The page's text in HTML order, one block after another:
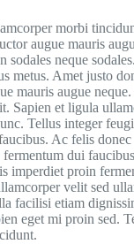
morbi
augue mauris
sodales neque
metus. Amet justo
mauris augue
Sapien et ligula
Tellus integer
Ac felis
dui
imperdiet proin
velit sed
facilisi etiam
eget mi proin sed.